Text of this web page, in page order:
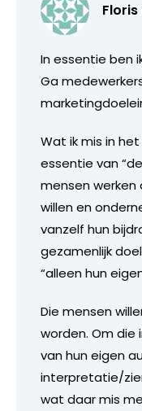
In essentie ben
Ga
Wat ik mis in
essentie van
mensen werken
willen en
vanzelf hun
gezamenlijk
“alleen hun
Die mensen
worden. Om
van hun eigen
interpretatie/
wat daar mis